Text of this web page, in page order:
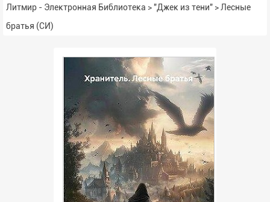
Литмир - Электронная Библиотека >"Джек из тени" > Лесные
братья (СИ)